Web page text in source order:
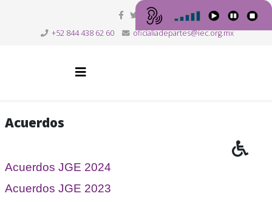
+52 844 438 62 60 oficialiadepartes@iec.org.mx
Acuerdos
Acuerdos JGE 2024
Acuerdos JGE 2023